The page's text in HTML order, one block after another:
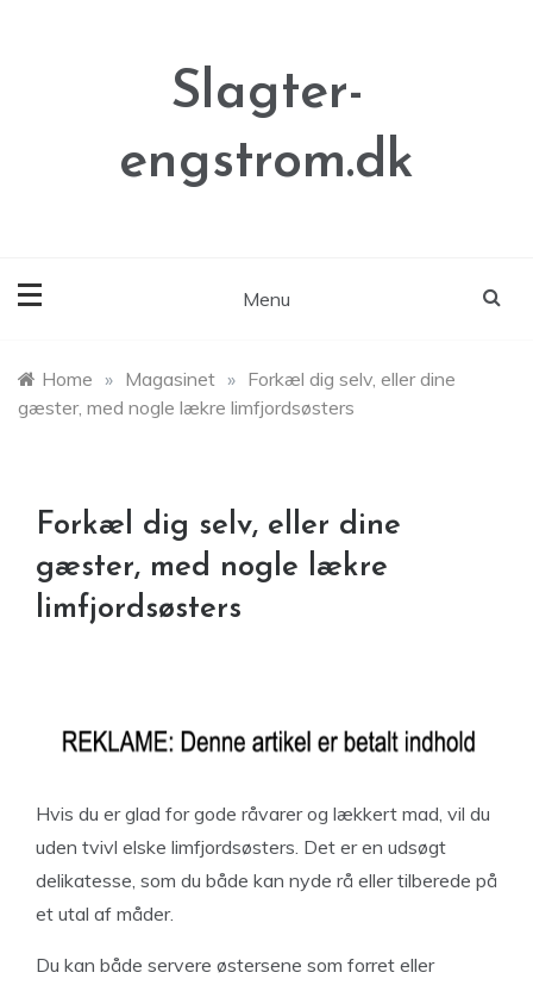
Slagter-
engstrom.dk
Menu
Home » Magasinet » Forkæl dig selv, eller dine
gæster, med nogle lækre limfjordsøsters
Forkæl dig selv, eller dine
gæster, med nogle lækre
limfjordsøsters
Hvis du er glad for gode råvarer og lækkert mad, vil du
uden tvivl elske limfjordsøsters. Det er en udsøgt
delikatesse, som du både kan nyde rå eller tilberede på
et utal af måder.
Du kan både servere østersene som forret eller